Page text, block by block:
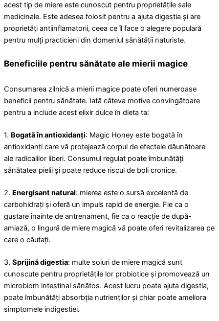
acest tip de miere este cunoscut pentru proprietățile sale
medicinale. Este adesea folosit pentru a ajuta digestia și are
proprietăți antiinflamatorii, ceea ce îl face o alegere populară
pentru mulți practicieni din domeniul sănătății naturiste.
Beneficiile pentru sănătate ale mierii magice
Consumarea zilnică a mierii magice poate oferi numeroase
beneficii pentru sănătate. Iată câteva motive convingătoare
pentru a include acest elixir dulce în dieta ta:
1. Bogată în antioxidanți: Magic Honey este bogată în
antioxidanți care vă protejează corpul de efectele dăunătoare
ale radicalilor liberi. Consumul regulat poate îmbunătăți
sănătatea pielii și poate reduce riscul de boli cronice.
2. Energisant natural: mierea este o sursă excelentă de
carbohidrați și oferă un impuls rapid de energie. Fie ca o
gustare înainte de antrenament, fie ca o reacție de după-
amiază, o lingură de miere magică vă poate oferi revitalizarea pe
care o căutați.
3. Sprijină digestia: multe soiuri de miere magică sunt
cunoscute pentru proprietățile lor probiotice și promovează un
microbiom intestinal sănătos. Acest lucru poate ajuta digestia,
poate îmbunătăți absorbția nutrienților și chiar poate ameliora
simptomele indigestiei.